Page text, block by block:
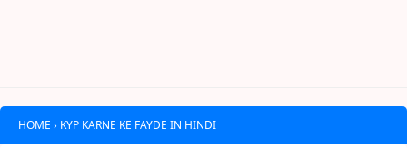
HOME › KYP KARNE KE FAYDE IN HINDI